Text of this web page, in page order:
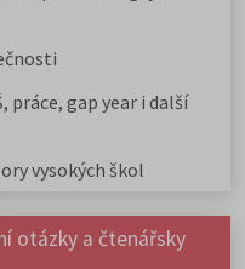
práce, gap year i další
vysokých škol
otázky a čtenářsky